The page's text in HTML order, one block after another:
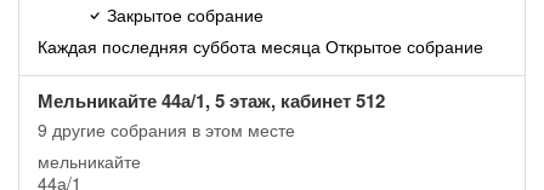
Закрытое собрание
Каждая последняя суббота месяца Открытое собрание
Мельникайте 44а/1, 5 этаж, кабинет 512
9 другие собрания в этом месте
мельникайте
44а/1